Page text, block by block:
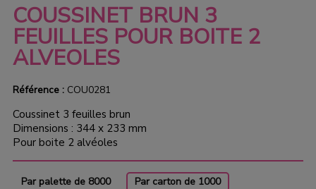
COUSSINET BRUN 3
FEUILLES POUR BOITE 2
ALVEOLES
Référence :COU0281
Coussinet 3 feuilles brun
Dimensions : 344 x 233 mm
Pour boite 2 alvéoles
Par palette de 8000 Par carton de 1000